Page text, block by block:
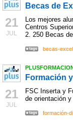
21
JUL
Becas de
Los mejores
Centros
2. 250 Becas
becas-
21
JUL
Formación
FSC Inserta y
de orientación
formación-